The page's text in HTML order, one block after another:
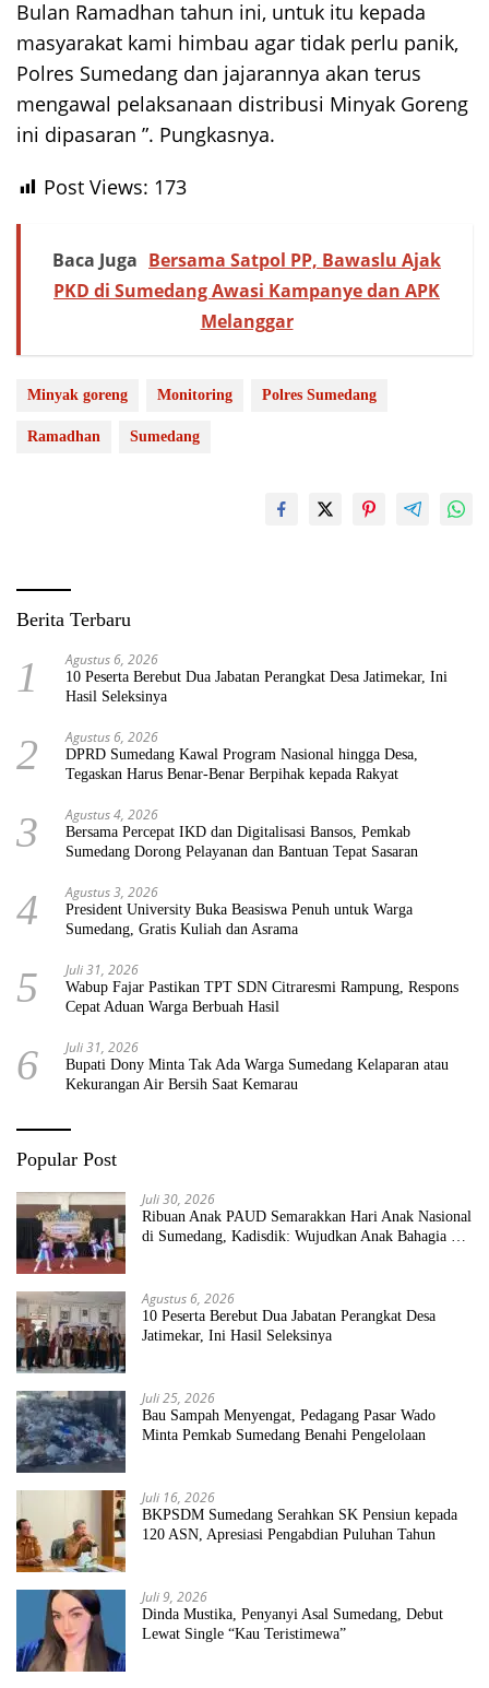
Bulan Ramadhan tahun ini, untuk itu kepada
masyarakat kami himbau agar tidak perlu panik,
Polres Sumedang dan jajarannya akan terus
mengawal pelaksanaan distribusi Minyak Goreng
ini dipasaran ”. Pungkasnya.
Post Views: 173
Baca Juga Bersama Satpol PP, Bawaslu Ajak
PKD di Sumedang Awasi Kampanye dan APK
Melanggar
Minyak goreng Monitoring Polres Sumedang
Ramadhan Sumedang
Berita Terbaru
1 Agustus 6, 2026
10 Peserta Berebut Dua Jabatan Perangkat Desa Jatimekar, Ini
Hasil Seleksinya
2 Agustus 6, 2026
DPRD Sumedang Kawal Program Nasional hingga Desa,
Tegaskan Harus Benar-Benar Berpihak kepada Rakyat
3 Agustus 4, 2026
Bersama Percepat IKD dan Digitalisasi Bansos, Pemkab
Sumedang Dorong Pelayanan dan Bantuan Tepat Sasaran
4 Agustus 3, 2026
President University Buka Beasiswa Penuh untuk Warga
Sumedang, Gratis Kuliah dan Asrama
5 Juli 31, 2026
Wabup Fajar Pastikan TPT SDN Citraresmi Rampung, Respons
Cepat Aduan Warga Berbuah Hasil
6 Juli 31, 2026
Bupati Dony Minta Tak Ada Warga Sumedang Kelaparan atau
Kekurangan Air Bersih Saat Kemarau
Popular Post
Juli 30, 2026
Ribuan Anak PAUD Semarakkan Hari Anak Nasional
di Sumedang, Kadisdik: Wujudkan Anak Bahagia dan
Agustus 6, 2026
10 Peserta Berebut Dua Jabatan Perangkat Desa
Jatimekar, Ini Hasil Seleksinya
Juli 25, 2026
Bau Sampah Menyengat, Pedagang Pasar Wado
Minta Pemkab Sumedang Benahi Pengelolaan
Juli 16, 2026
BKPSDM Sumedang Serahkan SK Pensiun kepada
120 ASN, Apresiasi Pengabdian Puluhan Tahun
Juli 9, 2026
Dinda Mustika, Penyanyi Asal Sumedang, Debut
Lewat Single “Kau Teristimewa”